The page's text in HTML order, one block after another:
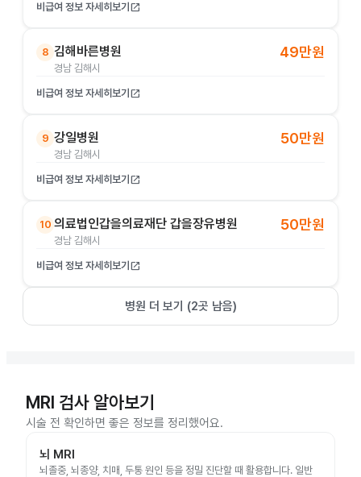
비급여 정보 자세히보기 open_in_new
8 김해바른병원
경남 김해시
49만원
비급여 정보 자세히보기 open_in_new
9 강일병원
경남 김해시
50만원
비급여 정보 자세히보기 open_in_new
10 의료법인갑을의료재단 갑을장유병원
경남 김해시
50만원
비급여 정보 자세히보기 open_in_new
병원 더 보기 (2곳 남음)
MRI 검사 알아보기
시술 전 확인하면 좋은 정보를 정리했어요.
뇌 MRI
뇌졸중, 뇌종양, 치매, 두통 원인 등을 정밀 진단할 때 활용합니다. 일반